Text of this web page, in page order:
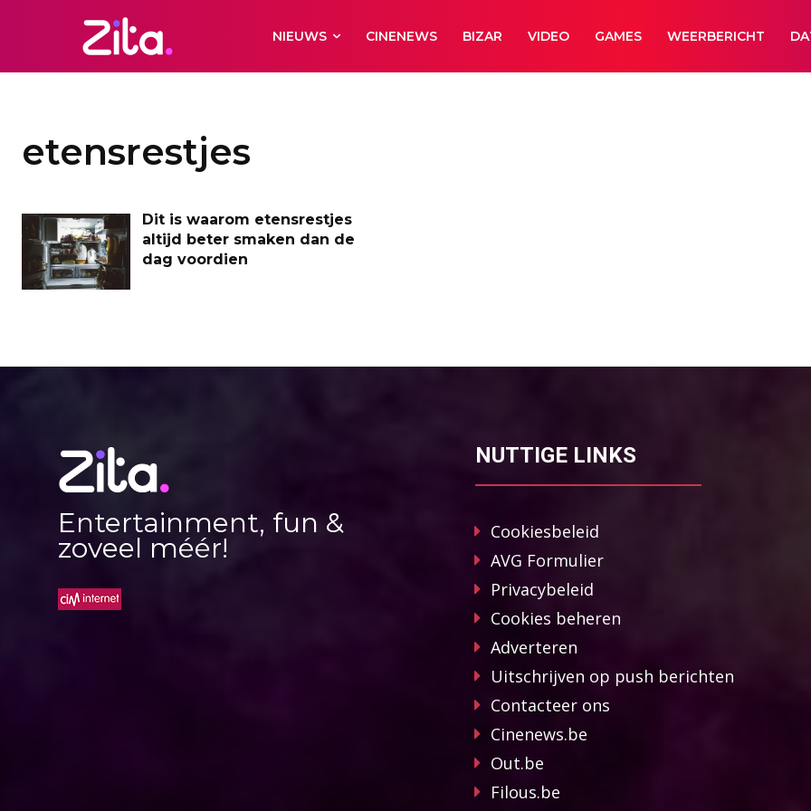
NIEUWS CINENEWS BIZAR VIDEO GAMES WEERBERICHT
etensrestjes
Dit is waarom etensrestjes
altijd beter smaken dan de
dag voordien
Entertainment, fun &
zoveel méér!
NUTTIGE LINKS
Cookiesbeleid
AVG Formulier
Privacybeleid
Cookies beheren
Adverteren
Uitschrijven op push berichten
Contacteer ons
Cinenews.be
Out.be
Filous.be